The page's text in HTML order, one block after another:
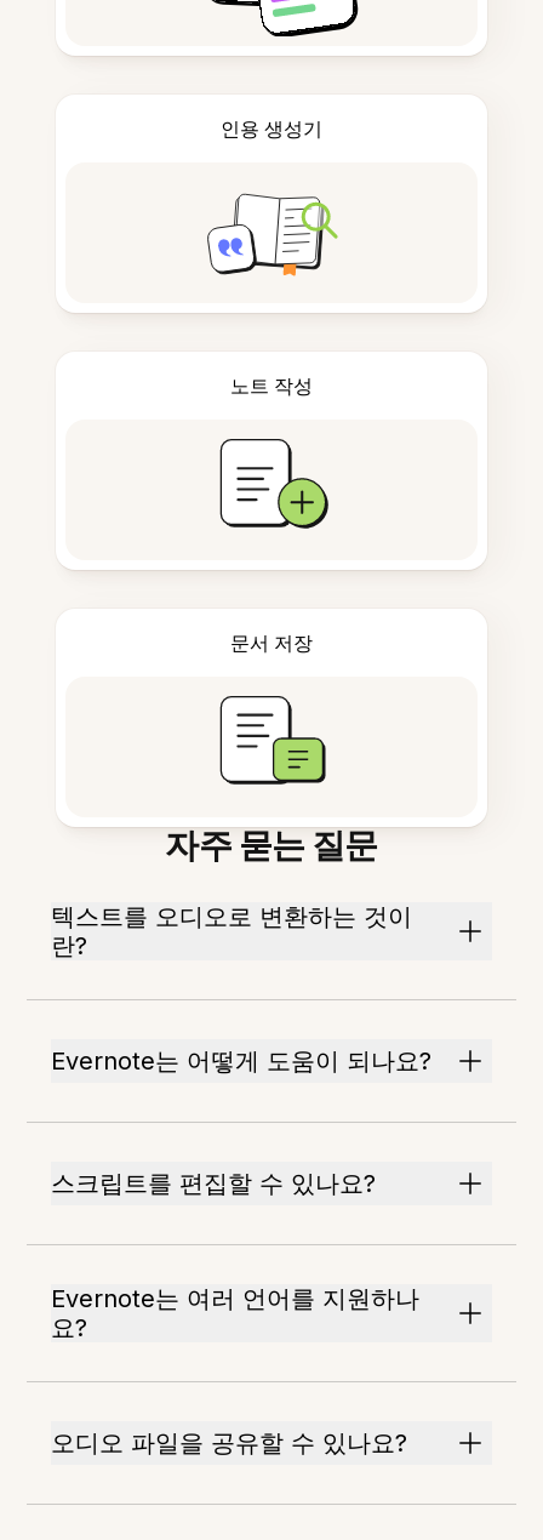
인용 생성기
노트 작성
문서 저장
자주 묻는 질문
텍스트를 오디오로 변환하는 것이
란?
Evernote는 어떻게 도움이 되나요?
스크립트를 편집할 수 있나요?
Evernote는 여러 언어를 지원하나
요?
오디오 파일을 공유할 수 있나요?